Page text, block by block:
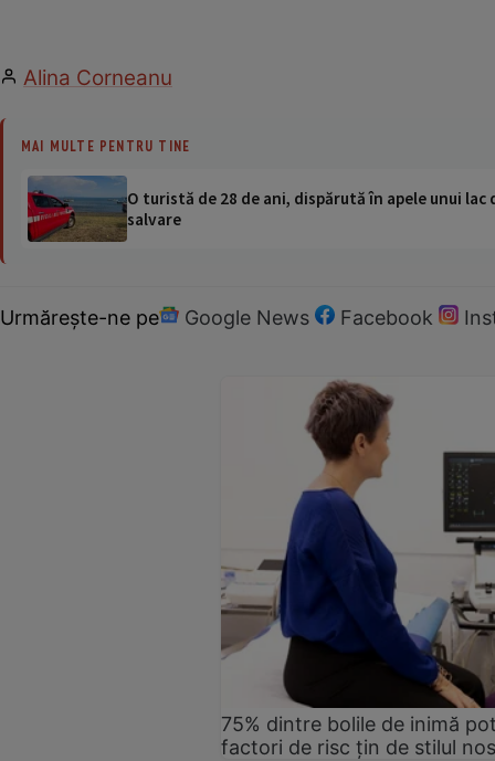
Alina Corneanu
MAI MULTE PENTRU TINE
O turistă de 28 de ani, dispărută în apele unui
salvare
Urmărește-ne pe Google News Facebook
75% dintre bolile de inimă
factori de risc țin de stilul